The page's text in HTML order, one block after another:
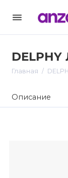
Главная
Описание